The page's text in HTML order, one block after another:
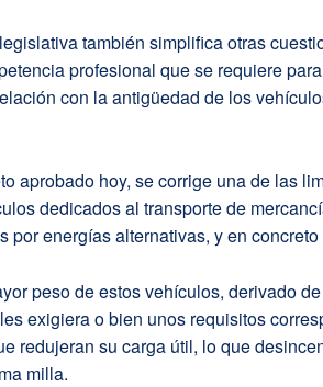
también simplifica otras
profesional que se requiere
con la antigüedad de los
aprobado hoy, se corrige una de las
dedicados al transporte de
por energías alternativas, y en
peso de estos vehículos, derivado
exigiera o bien unos requisitos
redujeran su carga útil, lo que
milla.